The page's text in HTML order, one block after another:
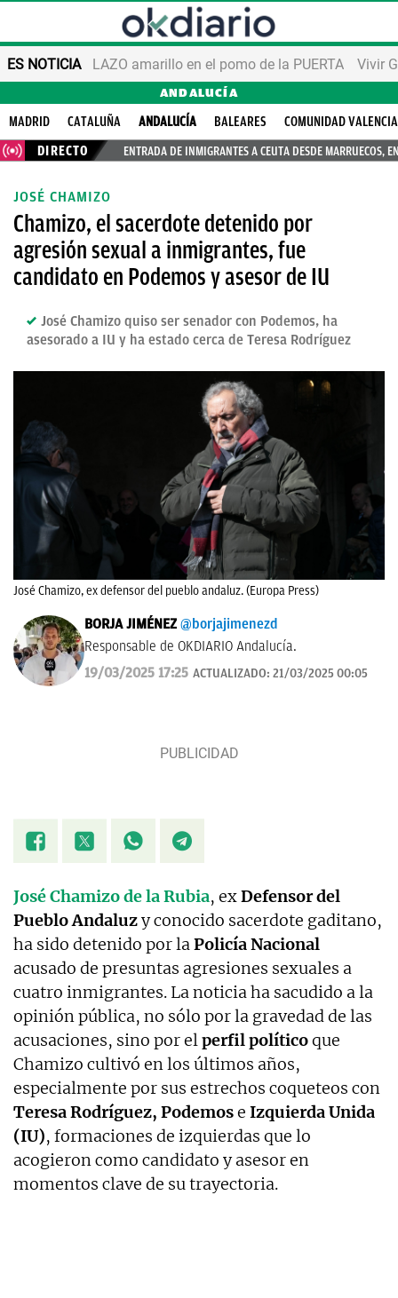
ES NOTICIA LAZO amarillo en el pomo de la PUERTA Vivir
ANDALUCÍA
MADRID CATALUÑA ANDALUCÍA BALEARES
COMUNIDAD
DIRECTO
ENTRADA DE INMIGRANTES A CEUTA DESDE MARRUECOS,
JOSÉ CHAMIZO
Chamizo, el sacerdote detenido por
agresión sexual a inmigrantes, fue
candidato en Podemos y asesor de IU
José Chamizo quiso ser senador con Podemos, ha
asesorado a IU y ha estado cerca de Teresa Rodríguez
José Chamizo, ex defensor del pueblo andaluz. (Europa Press)
BORJA JIMÉNEZ @borjajimenezd
Responsable de OKDIARIO Andalucía.
19/03/2025 17:25 ACTUALIZADO: 21/03/2025 00:05
José Chamizo de la Rubia, exDefensor del
Pueblo Andaluzy conocido sacerdote gaditano,
ha sido detenido por laPolicía Nacional
acusado de presuntas agresiones sexuales a
cuatro inmigrantes. La noticia ha sacudido a la
opinión pública, no sólo por la gravedad de las
acusaciones, sino por elperfil políticoque
Chamizo cultivó en los últimos años,
especialmente por sus estrechos coqueteos con
Teresa Rodríguez, Podemose Izquierda Unida
(IU), formaciones de izquierdas que lo
acogieron como candidato y asesor en
momentos clave de su trayectoria.